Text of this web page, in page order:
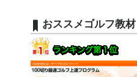
おススメゴルフ教材